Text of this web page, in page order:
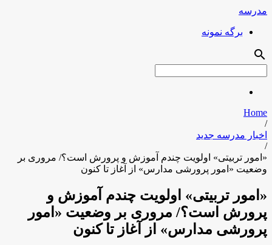
مدرسه
برگه نمونه
search
Home
/
اخبار مدرسه جدید
/
«امور تربیتی» اولویت چندم آموزش و پرورش است؟/ مروری بر
وضعیت «امور پرورشی مدارس» از آغاز تا کنون
«امور تربیتی» اولویت چندم آموزش و
پرورش است؟/ مروری بر وضعیت «امور
پرورشی مدارس» از آغاز تا کنون